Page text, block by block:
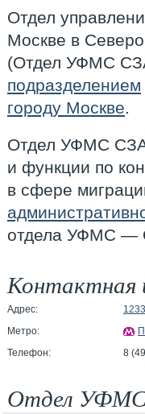
Отдел
Москве в
(Отдел УФМС
подразделением
городу Москве.
Отдел УФМС
и функции по
в сфере
отдела УФМС —
Контактная
Адрес:
Метро:
Телефон:
8
Отдел УФМС